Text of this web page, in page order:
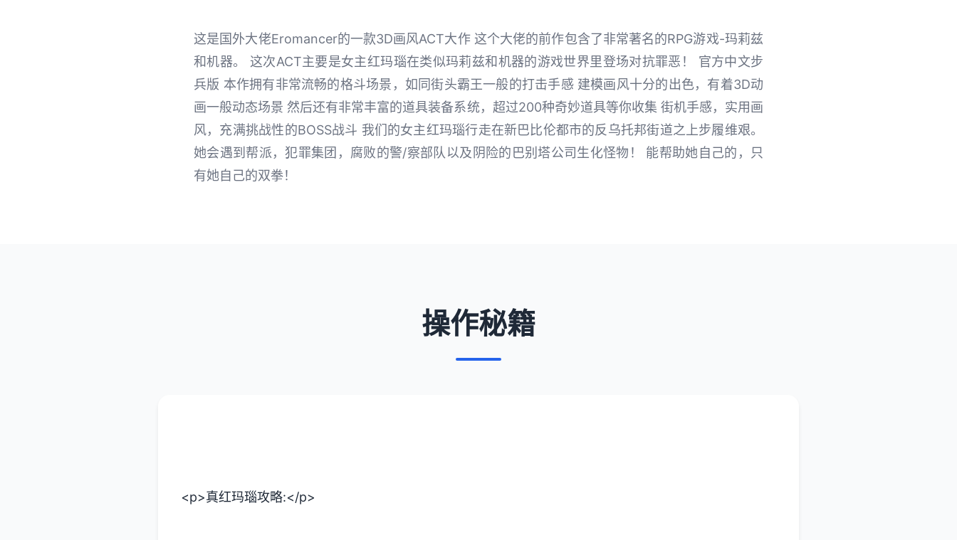
这是国外大佬Eromancer的一款3D画风ACT大作 这个大佬的前作包含了非常著名的RPG游戏-玛莉兹
和机器。 这次ACT主要是女主红玛瑙在类似玛莉兹和机器的游戏世界里登场对抗罪恶！ 官方中文步
兵版 本作拥有非常流畅的格斗场景，如同街头霸王一般的打击手感 建模画风十分的出色，有着3D动
画一般动态场景 然后还有非常丰富的道具装备系统，超过200种奇妙道具等你收集 街机手感，实用画
风，充满挑战性的BOSS战斗 我们的女主红玛瑙行走在新巴比伦都市的反乌托邦街道之上步履维艰。
她会遇到帮派，犯罪集团，腐败的警/察部队以及阴险的巴别塔公司生化怪物！ 能帮助她自己的，只
有她自己的双拳！
操作秘籍
<p>真红玛瑙攻略:</p>